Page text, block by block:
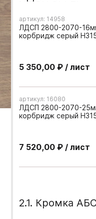
Мебельные образцы,
артикул: 14958
ЛДСП 2800-2070-
корбридж серый
5 350,00 ₽ / лист
артикул: 16080
ЛДСП 2800-2070-
корбридж серый
7 520,00 ₽ / лист
2.1. Кромка